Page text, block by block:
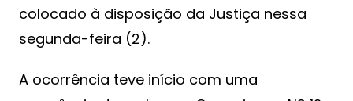
colocado à disposição da Justiça nessa
segunda-feira (2).
A ocorrência teve início com uma